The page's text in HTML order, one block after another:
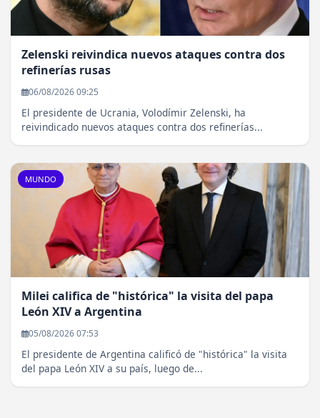
Zelenski reivindica nuevos ataques contra dos
refinerías rusas
06/08/2026 09:25
El presidente de Ucrania, Volodímir Zelenski, ha
reivindicado nuevos ataques contra dos refinerías...
MUNDO
Milei califica de "histórica" la visita del papa
León XIV a Argentina
05/08/2026 07:53
El presidente de Argentina calificó de "histórica" la visita
del papa León XIV a su país, luego de...